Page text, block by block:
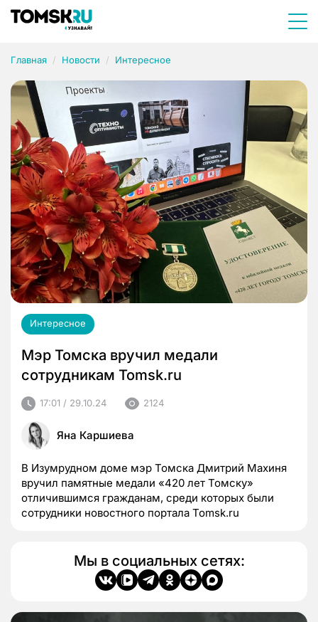
Главная Новости Интересное
Интересное
Мэр Томска вручил медали
сотрудникам Tomsk.ru
17:01 / 29.10.24 2124
Яна Каршиева
В Изумрудном доме мэр Томска Дмитрий Махиня
вручил памятные медали «420 лет Томску»
отличившимся гражданам, среди которых были
сотрудники новостного портала Tomsk.ru
Мы в социальных сетях: